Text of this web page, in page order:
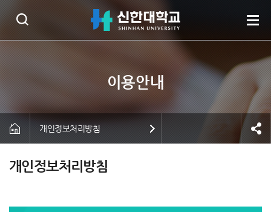
개인정보처리방침
개인정보처리방침